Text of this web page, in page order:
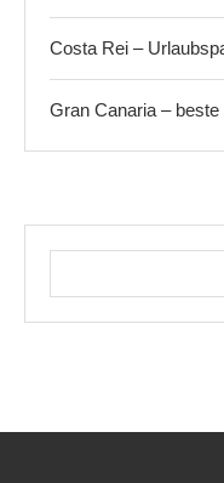
Costa Rei –
Gran Canaria –